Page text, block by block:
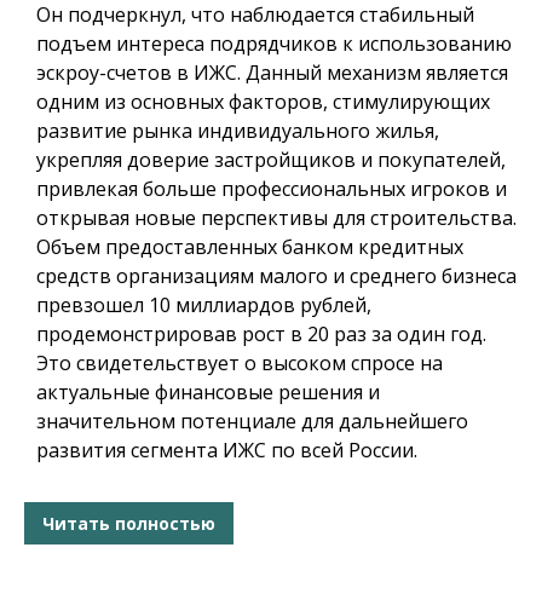
Он подчеркнул, что наблюдается стабильный
подъем интереса подрядчиков к использованию
эскроу-счетов в ИЖС. Данный механизм является
одним из основных факторов, стимулирующих
развитие рынка индивидуального жилья,
укрепляя доверие застройщиков и покупателей,
привлекая больше профессиональных игроков и
открывая новые перспективы для строительства.
Объем предоставленных банком кредитных
средств организациям малого и среднего бизнеса
превзошел 10 миллиардов рублей,
продемонстрировав рост в 20 раз за один год.
Это свидетельствует о высоком спросе на
актуальные финансовые решения и
значительном потенциале для дальнейшего
развития сегмента ИЖС по всей России.
Читать полностью